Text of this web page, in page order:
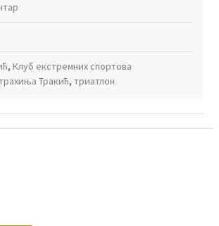
, Клуб екстремних спортова
Тракић, триатлон